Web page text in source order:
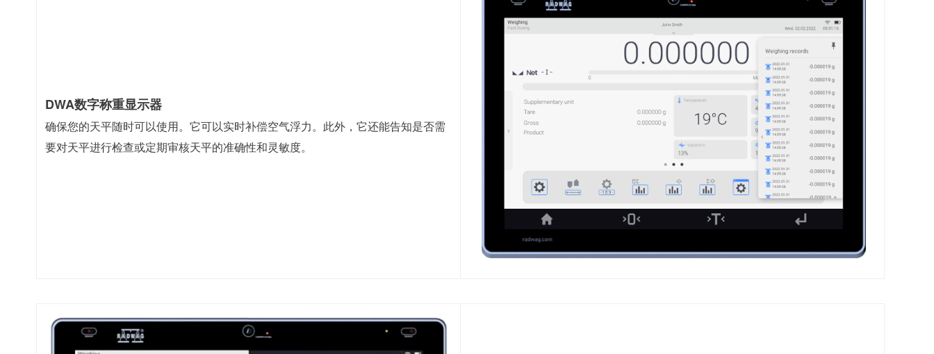
DWA数字称重显示器
确保您的天平随时可以使用。它可以实时补偿空气浮力。此外，它还能告知是否需
要对天平进行检查或定期审核天平的准确性和灵敏度。